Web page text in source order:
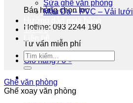
Bán hàng chọn lọc
Hotline: 093 2244 190
Tư vấn miễn phí
Giỏ hàng /0₫
Sửa ghế văn phòng
Mẫu Da – PVC – Vải lưới
Tin tức
Liên hệ
Ghế văn phòng
Ghế xoay văn phòng